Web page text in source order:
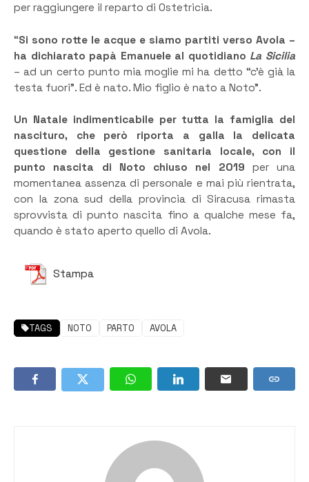
per raggiungere il reparto di Ostetricia.
“Si sono rotte le acque e siamo partiti verso Avola –
ha dichiarato papà Emanuele al quotidiano La Sicilia
– ad un certo punto mia moglie mi ha detto “c’è già la
testa fuori”. Ed è nato. Mio figlio è nato a Noto”.
Un Natale indimenticabile per tutta la famiglia del
nascituro, che però riporta a galla la delicata
questione della gestione sanitaria locale, con il
punto nascita di Noto chiuso nel 2019 per una
momentanea assenza di personale e mai più rientrata,
con la zona sud della provincia di Siracusa rimasta
sprovvista di punto nascita fino a qualche mese fa,
quando è stato aperto quello di Avola.
Stampa
TAGS NOTO PARTO AVOLA